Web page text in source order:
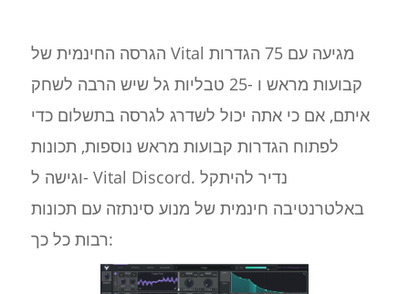
הגרסה החינמית של Vital מגיעה עם 75 הגדרות
קבועות מראש ו -25 טבליות גל שיש הרבה לשחק
איתם, אם כי אתה יכול לשדרג לגרסה בתשלום כדי
לפתוח הגדרות קבועות מראש נוספות, תכונות
וגישה ל- Vital Discord. נדיר להיתקל
באלטרנטיבה חינמית של מנוע סינתזה עם תכונות
רבות כל כך: